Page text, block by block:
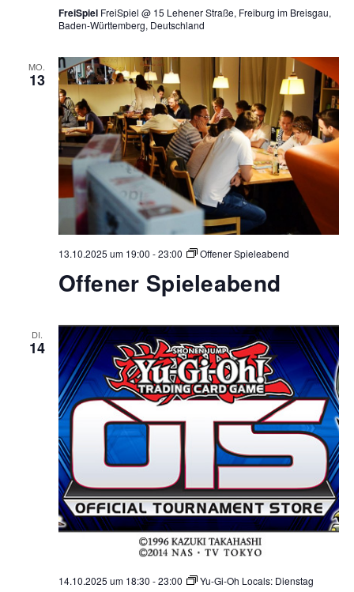
FreiSpiel FreiSpiel @ 15 Lehener Straße, Freiburg im Breisgau,
Baden-Württemberg, Deutschland
MO.
13
13.10.2025 um 19:00 -23:00 Offener Spieleabend
Offener Spieleabend
DI.
14
14.10.2025 um 18:30 -23:00 Yu-Gi-Oh Locals: Dienstag